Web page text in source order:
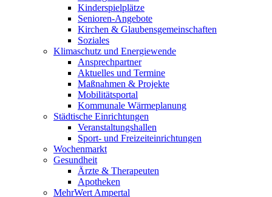
Kinderspielplätze
Senioren-Angebote
Kirchen & Glaubensgemeinschaften
Soziales
Klimaschutz und Energiewende
Ansprechpartner
Aktuelles und Termine
Maßnahmen & Projekte
Mobilitätsportal
Kommunale Wärmeplanung
Städtische Einrichtungen
Veranstaltungshallen
Sport- und Freizeiteinrichtungen
Wochenmarkt
Gesundheit
Ärzte & Therapeuten
Apotheken
MehrWert Ampertal